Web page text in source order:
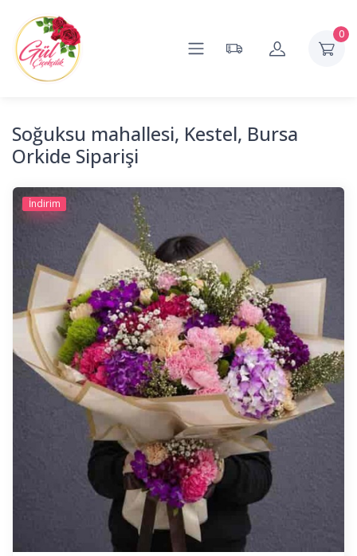
0
Soğuksu mahallesi, Kestel, Bursa
Orkide Siparişi
İndirim